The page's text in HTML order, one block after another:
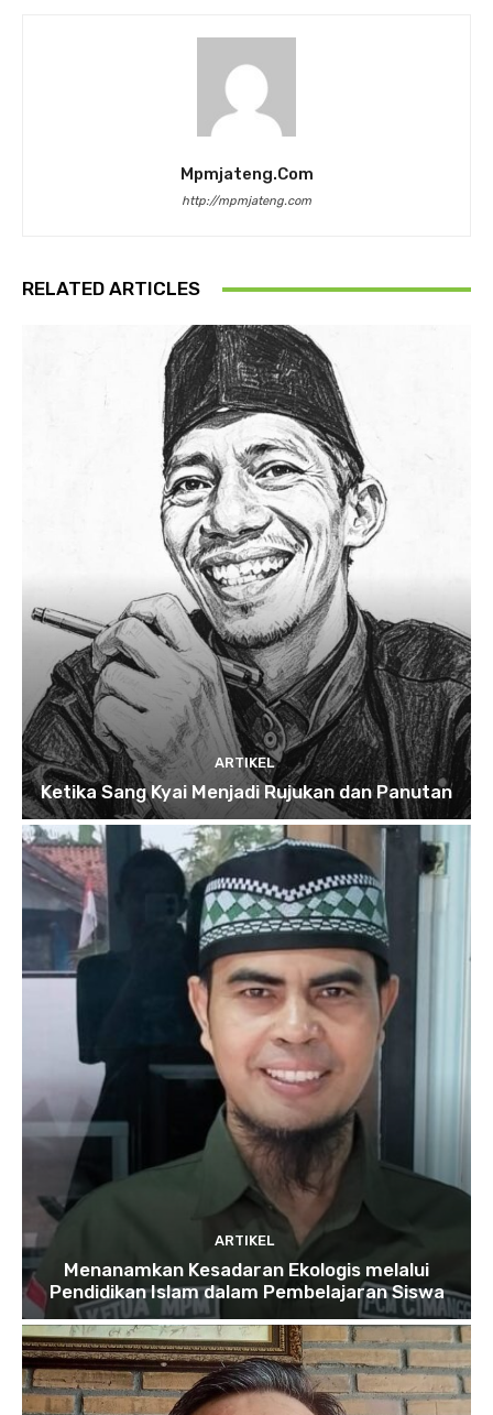
Mpmjateng.com
http://mpmjateng.com
RELATED ARTICLES
ARTIKEL
Ketika Sang Kyai Menjadi Rujukan dan Panutan
ARTIKEL
Menanamkan Kesadaran Ekologis melalui
Pendidikan Islam dalam Pembelajaran Siswa